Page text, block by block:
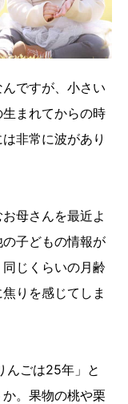
ですが、小さい
まれてからの時
非常に波があり
母さんを最近よ
子どもの情報が
じくらいの月齢
りを感じてしま
んごは25年」と
。果物の桃や栗